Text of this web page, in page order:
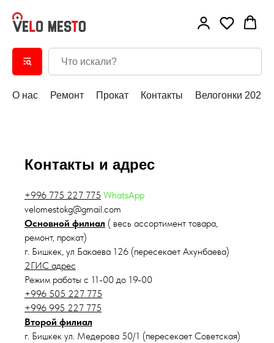
О нас Ремонт Прокат Контакты Велогонки 2026
Контакты и адрес
+996 775 227 775 WhatsApp
velomestokg@gmail.com
Основной филиал ( весь ассортимент товара,
ремонт, прокат)
г. Бишкек, ул Бакаева 126 (пересекает Ахунбаева)
2ГИС адрес
Режим работы с 11-00 до 19-00
+996 505 227 775
+996 995 227 775
Второй филиал
г. Бишкек ул. Медерова 50/1 (пересекает Советская)